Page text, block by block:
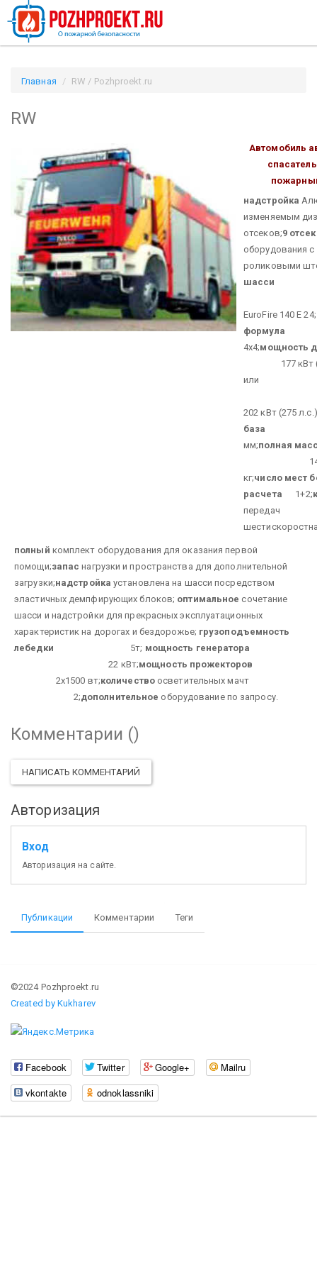
Главная RW / Pozhproekt.ru
RW
Автомобиль
надстройка
изменяемым
отсеков;9
оборудования с
роликовыми
шасси
EuroFire 140 Е 24;
формула
4х4;мощность
177 кВт
или
202 кВт (275
база
мм;полная
кг;число мест
расчета 1+2;
полный комплект оборудования для оказания первой
помощи;запас нагрузки и пространства для дополнительной
загрузки;надстройка установлена на шасси посредством
эластичных демпфирующих блоков; оптимальное сочетание
шасси и надстройки для прекрасных эксплуатационных
характеристик на дорогах и бездорожье; грузоподъемность
лебедки 5т; мощность генератора
22 кВт;мощность прожекторов
2х1500 вт;количествоосветительных мачт
2;дополнительное оборудование по запросу.
Комментарии ()
НАПИСАТЬ КОММЕНТАРИЙ
Авторизация
Вход
Авторизация на сайте.
Публикации Комментарии Теги
©2024 Pozhproekt.ru
Created by Kukharev
Facebook Twitter Google+
Mailru
vkontakte
odnoklassniki